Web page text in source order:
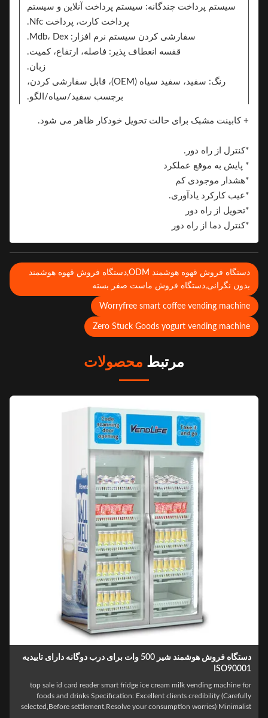
سیستم پرداخت چندگانه: سیستم پرداخت آنلاین و سیستم
پرداخت کارت، پرداخت Nfc.
سفارشی کردن سیستم نرم افزار: Mdb، Dex.
قفسه انعطاف پذیر: فاصله، ارتفاع، کمیت.
رنگ: سفید، سفید سیاه (OEM)، قابل سفارشی کردن،
برچسب سفید/سیاه/الگو.
اضافه کنند
+ کابینت مشبک برای حالت تحویل خودکار ظاهر می شود.
*کنترل از راه دور.
* پایش به موقع عملکرد
*هشدار موجودی کم
*عیب کارکرد یادآوری.
*تحویل از راه دور
*کنترل دما از راه دور
دستگاه فروش قهوه هوشمند ODM,دستگاه فروش قهوه هوشمند
نگرانی,دستگاه فروش ماست صفر بسته
Worryfree smart coffee vending
Zero Stuck Goods yogurt vending
مرتبطمحصولات
دستگاه فروش هوشمند شیر 500 وات برای درب دوگانه دارای تاییدیه
top sale id card reader smart fridge ice cream milk vending machine
foods and drinks Specification: Excellent clients credibility
selected,Before settlement,Resolve your consumption worries)